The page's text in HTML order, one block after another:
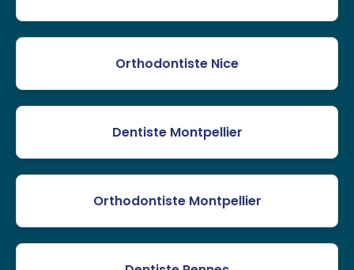
Orthodontiste Nice
Dentiste Montpellier
Orthodontiste Montpellier